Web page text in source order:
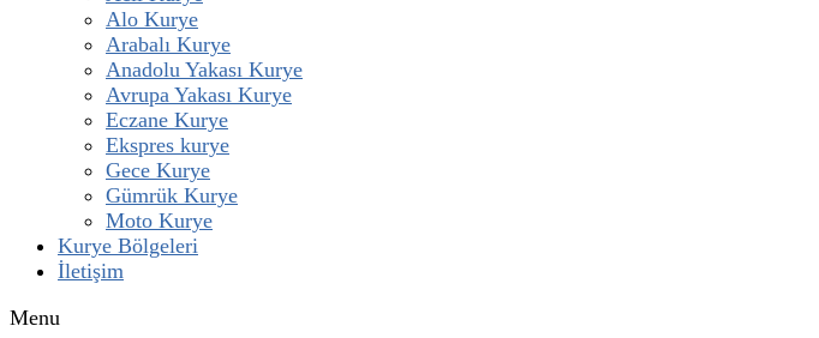
Alo Kurye
Arabalı Kurye
Anadolu Yakası Kurye
Avrupa Yakası Kurye
Eczane Kurye
Ekspres kurye
Gece Kurye
Gümrük Kurye
Moto Kurye
Kurye Bölgeleri
İletişim
Menu